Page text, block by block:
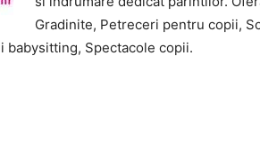
Gradinite, Petreceri pentru copii,
babysitting, Spectacole copii.